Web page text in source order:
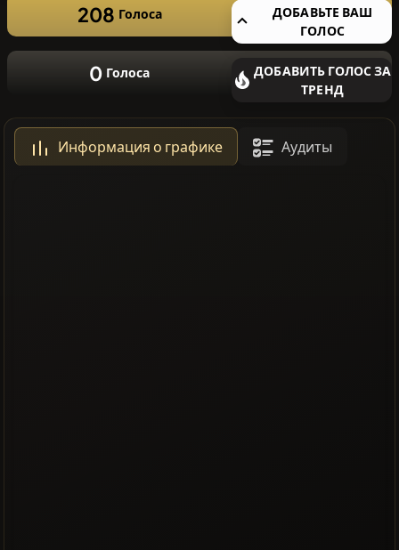
208 Голоса
ДОБАВЬТЕ ВАШ
ГОЛОС
0 Голоса
ДОБАВИТЬ ГОЛОС ЗА
ТРЕНД
Информация о графике Аудиты